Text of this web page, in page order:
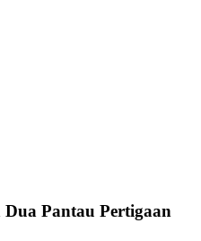
Pantau Pertigaan